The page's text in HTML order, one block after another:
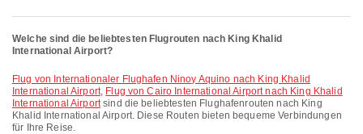
Welche sind die beliebtesten Flugrouten nach King Khalid
International Airport?
Flug von Internationaler Flughafen Ninoy Aquino nach King Khalid
International Airport, Flug von Cairo International Airport nach King Khalid
International Airportsind die beliebtesten Flughafenrouten nach King
Khalid International Airport. Diese Routen bieten bequeme Verbindungen
für Ihre Reise.